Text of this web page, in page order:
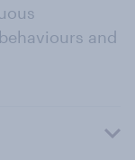
and